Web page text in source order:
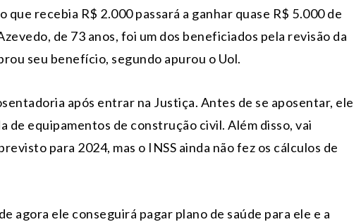
que recebia R$ 2.000 passará a ganhar quase R$ 5.000 de
de 73 anos, foi um dos beneficiados pela revisão da
seu benefício, segundo apurou o Uol.
após entrar na Justiça. Antes de se aposentar, ele
equipamentos de construção civil. Além disso, vai
para 2024, mas o INSS ainda não fez os cálculos de
agora ele conseguirá pagar plano de saúde para ele e a